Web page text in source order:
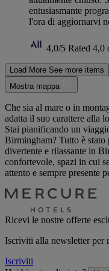
entusiasmante
l'ora di aggiornarvi
4,0/5 Rated 4,0
Load More See more items
Mostra mappa
Che sia al mare o in
adatta il suo carattere alla
Stai pianificando un
Birmingham? Tutto è
divertente e rilassante in
confortevole, spazi in cui
attento e sempre presente
Ricevi le nostre offerte
Iscriviti alla newsletter per
Iscriviti